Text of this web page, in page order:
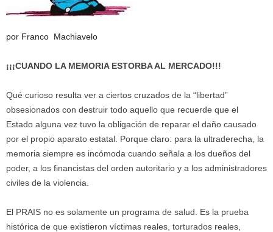
por Franco Machiavelo
¡¡¡CUANDO LA MEMORIA ESTORBA AL MERCADO!!!
Qué curioso resulta ver a ciertos cruzados de la “libertad”
obsesionados con destruir todo aquello que recuerde que el
Estado alguna vez tuvo la obligación de reparar el daño causado
por el propio aparato estatal. Porque claro: para la ultraderecha, la
memoria siempre es incómoda cuando señala a los dueños del
poder, a los financistas del orden autoritario y a los administradores
civiles de la violencia.
El PRAIS no es solamente un programa de salud. Es la prueba
histórica de que existieron víctimas reales, torturados reales,